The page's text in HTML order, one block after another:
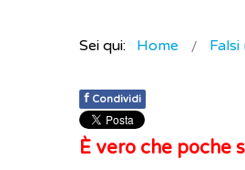
Sei qui: Home
f Condividi
È vero che poche